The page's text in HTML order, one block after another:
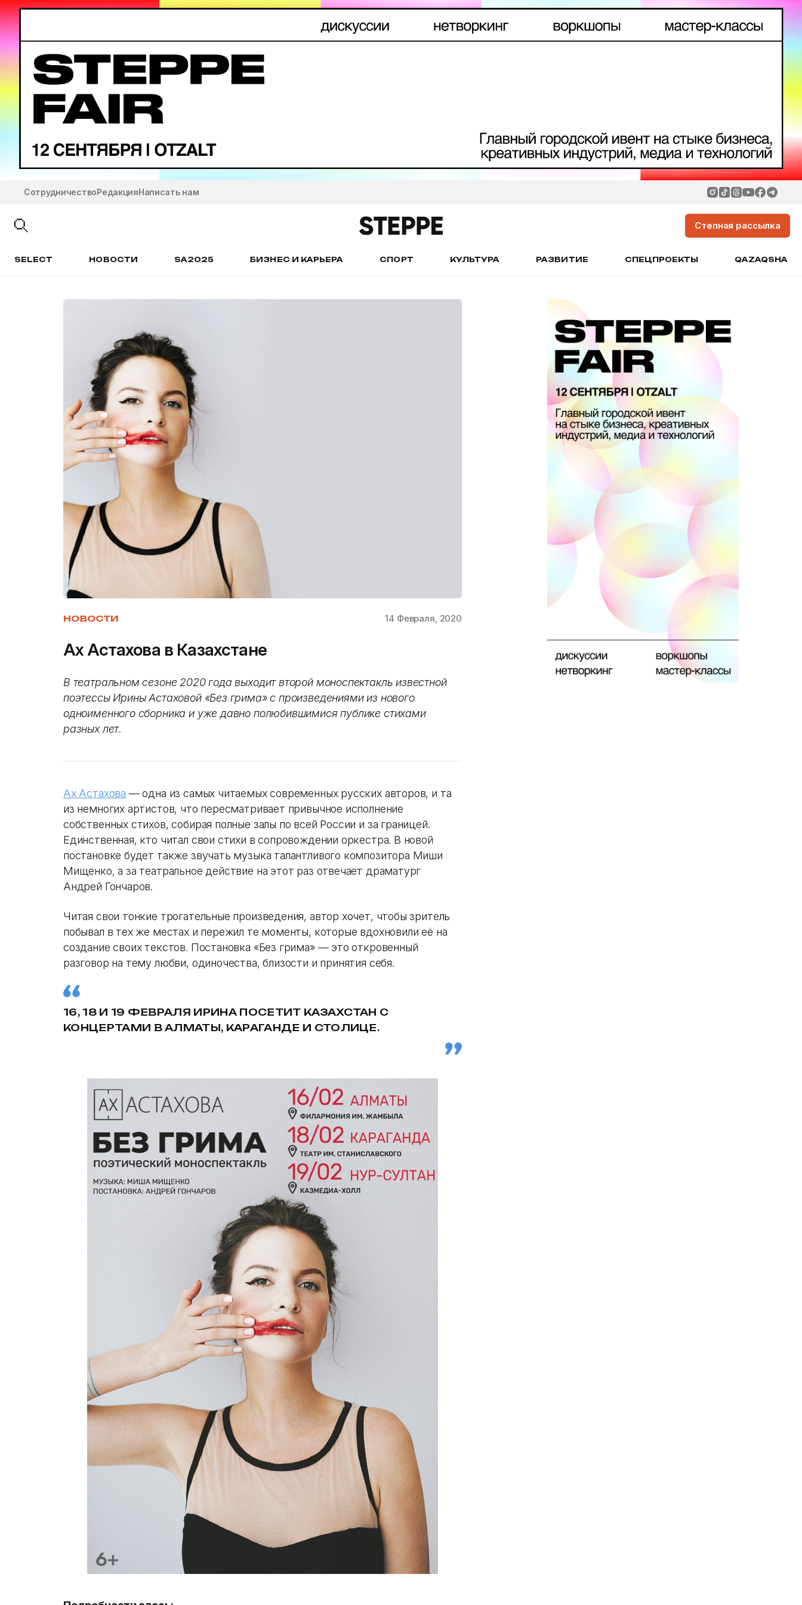
СотрудничествоРедакцияНаписать нам
Степная рассылка
SELECT НОВОСТИ SA2025 БИЗНЕС И КАРЬЕРА СПОРТ КУЛЬТУРА РАЗВИТИЕ СПЕЦПРОЕКТЫ QAZAQSHA
НОВОСТИ 14 Февраля, 2020
Ах Астахова в Казахстане
В театральном сезоне 2020 года выходит второй моноспектакль известной
поэтессы Ирины Астаховой «Без грима» с произведениями из нового
одноименного сборника и уже давно полюбившимися публике стихами
разных лет.
Ах Астахова — одна из самых читаемых современных русских авторов, и та
из немногих артистов, что пересматривает привычное исполнение
собственных стихов, собирая полные залы по всей России и за границей.
Единственная, кто читал свои стихи в сопровождении оркестра. В новой
постановке будет также звучать музыка талантливого композитора Миши
Мищенко, а за театральное действие на этот раз отвечает драматург
Андрей Гончаров.
Читая свои тонкие трогательные произведения, автор хочет, чтобы зритель
побывал в тех же местах и пережил те моменты, которые вдохновили её на
создание своих текстов. Постановка «Без грима» — это откровенный
разговор на тему любви, одиночества, близости и принятия себя.
16, 18 И 19 ФЕВРАЛЯ ИРИНА ПОСЕТИТ КАЗАХСТАН С
КОНЦЕРТАМИ В АЛМАТЫ, КАРАГАНДЕ И СТОЛИЦЕ.